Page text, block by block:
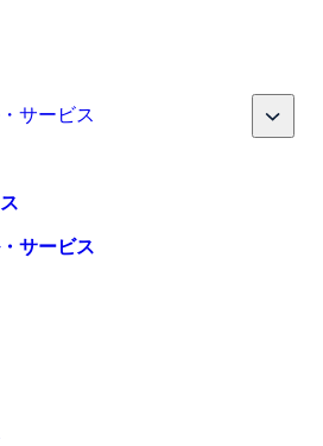
サービス
サービス